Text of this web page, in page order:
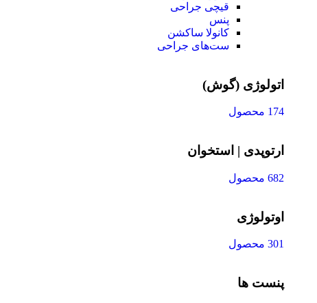
قیچی‌ جراحی
پنس
کانولا ساکشن
ست‌های جراحی
اتولوژی (گوش)
174 محصول
ارتوپدی | استخوان
682 محصول
اوتولوژی
301 محصول
پنست ها